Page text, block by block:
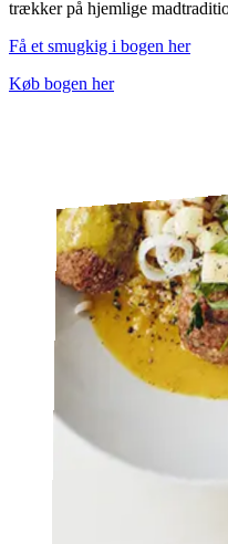
trækker på hjemlige
Få et smugkig i bogen her
Køb bogen her